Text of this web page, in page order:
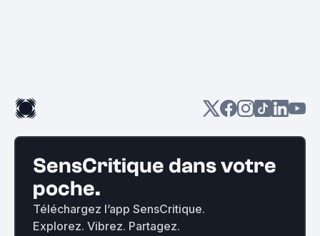
SensCritique dans votre
poche.
Téléchargez l’app SensCritique.
Explorez. Vibrez. Partagez.